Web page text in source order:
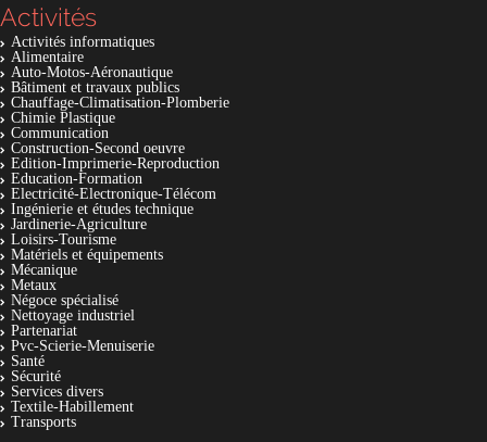
Activités
Activités informatiques
Alimentaire
Auto-Motos-Aéronautique
Bâtiment et travaux publics
Chauffage-Climatisation-Plomberie
Chimie Plastique
Communication
Construction-Second oeuvre
Edition-Imprimerie-Reproduction
Education-Formation
Electricité-Electronique-Télécom
Ingénierie et études technique
Jardinerie-Agriculture
Loisirs-Tourisme
Matériels et équipements
Mécanique
Metaux
Négoce spécialisé
Nettoyage industriel
Partenariat
Pvc-Scierie-Menuiserie
Santé
Sécurité
Services divers
Textile-Habillement
Transports